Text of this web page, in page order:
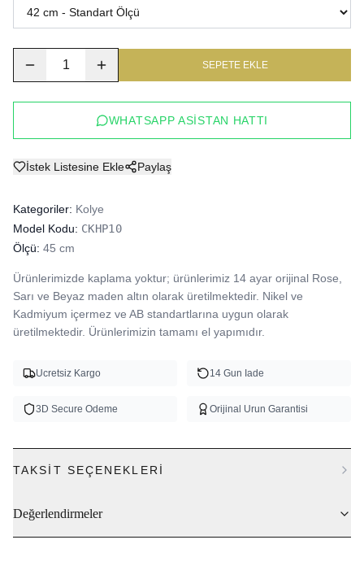
1 SEPETE EKLE
WHATSAPP ASISTAN HATTI
İstek Listesine Ekle Paylaş
Kategoriler: Kolye
Model Kodu: CKHP10
Ölçü: 45 cm
Ürünlerimizde kaplama yoktur; ürünlerimiz 14 ayar orijinal Rose,
Sarı ve Beyaz maden altın olarak üretilmektedir. Nikel ve
Kadmiyum içermez ve AB standartlarına uygun olarak
üretilmektedir. Ürünlerimizin tamamı el yapımıdır.
Ucretsiz Kargo 14 Gun Iade
3D Secure Odeme Orijinal Urun Garantisi
TAKSIT SEÇENEKLERI
Değerlendirmeler